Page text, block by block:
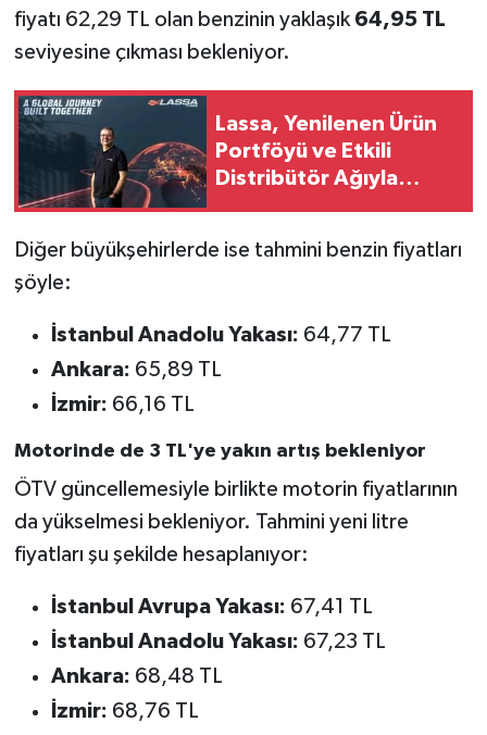
fiyatı 62,29 TL olan benzinin yaklaşık 64,95 TL
seviyesine çıkması bekleniyor.
Lassa, Yenilenen Ürün
Portföyü ve Etkili
Distribütör Ağıyla
Diğer büyükşehirlerde ise tahmini benzin fiyatları
şöyle:
İstanbul Anadolu Yakası: 64,77 TL
Ankara: 65,89 TL
İzmir: 66,16 TL
Motorinde de 3 TL'ye yakın artış bekleniyor
ÖTV güncellemesiyle birlikte motorin fiyatlarının
da yükselmesi bekleniyor. Tahmini yeni litre
fiyatları şu şekilde hesaplanıyor:
İstanbul Avrupa Yakası: 67,41 TL
İstanbul Anadolu Yakası: 67,23 TL
Ankara: 68,48 TL
İzmir: 68,76 TL